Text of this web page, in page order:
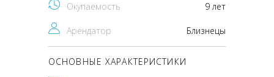
Окупаемость 9 лет
Арендатор Близнецы
ОСНОВНЫЕ ХАРАКТЕРИСТИКИ